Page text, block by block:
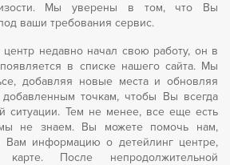
Мы уверены в том, что Вы
ваши требования сервис.
недавно начал свою работу, он в
в списке нашего сайта. Мы
добавляя новые места и обновляя
точкам, чтобы Вы всегда
ситуации. Тем не менее, все еще есть
не знаем. Вы можете помочь нам,
Вам информацию о детейлинг центре,
После непродолжительной